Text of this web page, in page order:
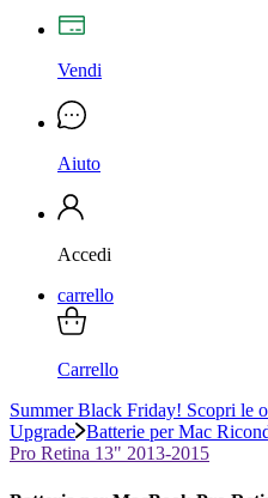
Vendi
Aiuto
Accedi
carrello
Carrello
Summer Black Friday! Scopri le
Upgrade Batterie per Mac
Pro Retina 13" 2013-2015